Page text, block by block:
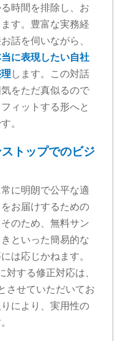
時間を排除し、お
す。豊富な実務経
話を伺いながら、
に表現したい自社
します。この対話
をただ真似るので
ィットする形へと
。
トップでのビジ
に明朗で公平な適
お届けするための
のため、無料サン
といった簡易的な
は応じかねます。
する修正対応は、
させていただいてお
により、実用性の